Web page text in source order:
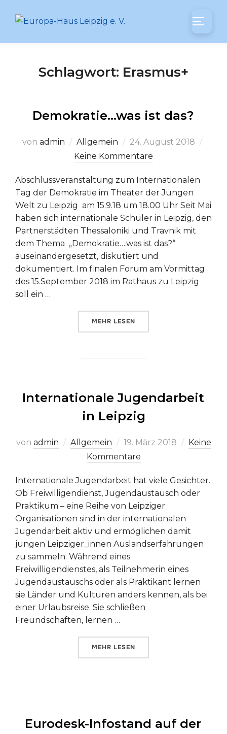
Inhalt
Schlagwort: Erasmus+
Demokratie…was ist das?
von admin Allgemein
Veröffentlicht
am
24. August 2018
Keine Kommentare
Abschlussveranstaltung zum Internationalen
Tag der Demokratie im Theater der Jungen
Welt zu Leipzig am 15.9.18 um 18.00 Uhr Seit Mai
haben sich internationale Schüler in Leipzig, den
Partnerstädten Thessaloniki und Travnik mit
dem Thema „Demokratie….was ist das?“
auseinandergesetzt, diskutiert und
dokumentiert. Im finalen Forum am Vormittag
des 15.September 2018 im Rathaus zu Leipzig
soll ein …
MEHR ÜBER „DEMOKRATIE…WAS IST
LESEN
Internationale Jugendarbeit
in Leipzig
von admin Allgemein
Veröffentlicht
am
19. März 2018
Keine
Kommentare
Internationale Jugendarbeit hat viele Gesichter.
Ob Freiwilligendienst, Jugendaustausch oder
Praktikum – eine Reihe von Leipziger
Organisationen sind in der internationalen
Jugendarbeit aktiv und ermöglichen damit
jungen Leipziger_innen Auslandserfahrungen
zu sammeln. Während eines
Freiwilligendienstes, als Teilnehmerin eines
Jugendaustauschs oder als Praktikant lernen
sie Länder und Kulturen anders kennen, als bei
einer Urlaubsreise. Sie schließen
Freundschaften, lernen …
MEHR ÜBER „INTERNATIONALE
LESEN
Eurodesk-Infostand auf der